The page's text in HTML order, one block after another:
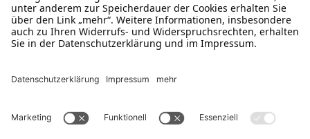
Rücksendeetikett auf das Paket. Dieses kannst du
dir in deinem Kundenkonto anfordern. Hast du als
Gast bestellt, schreibe uns eine Email an
Servicezeiten an, dann lassen wir dir ein